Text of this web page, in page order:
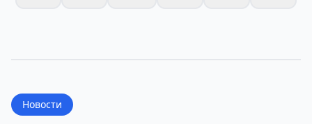
Новости